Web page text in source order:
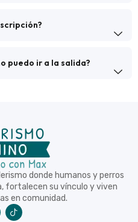
puedo ir a la salida?
donde humanos y perros
fortalecen su vínculo y viven
en comunidad.